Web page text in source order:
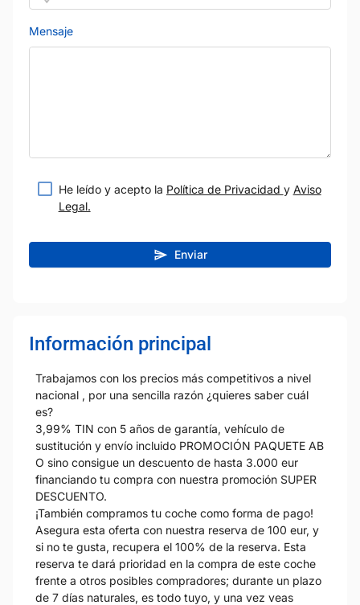
Mensaje
He leído y acepto la Política de Privacidad y Aviso
Legal.
Enviar
Información principal
Trabajamos con los precios más competitivos a nivel
nacional , por una sencilla razón ¿quieres saber cuál
es?
3,99% TIN con 5 años de garantía, vehículo de
sustitución y envío incluido PROMOCIÓN PAQUETE AB
O sino consigue un descuento de hasta 3.000 eur
financiando tu compra con nuestra promoción SUPER
DESCUENTO.
¡También compramos tu coche como forma de pago!
Asegura esta oferta con nuestra reserva de 100 eur, y
si no te gusta, recupera el 100% de la reserva. Esta
reserva te dará prioridad en la compra de este coche
frente a otros posibles compradores; durante un plazo
de 7 días naturales, es todo tuyo, y una vez veas